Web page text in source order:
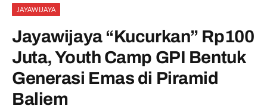
JAYAWIJAYA
Jayawijaya “Kucurkan” Rp100
Juta, Youth Camp GPI Bentuk
Generasi Emas di Piramid
Baliem